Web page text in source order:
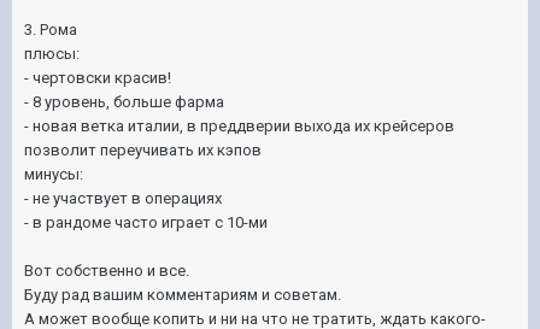
3. Рома
плюсы:
- чертовски красив!
- 8 уровень, больше фарма
- новая ветка италии, в преддверии выхода их крейсеров
позволит переучивать их кэпов
минусы:
- не участвует в операциях
- в рандоме часто играет с 10-ми
Вот собственно и все.
Буду рад вашим комментариям и советам.
А может вообще копить и ни на что не тратить, ждать какого-